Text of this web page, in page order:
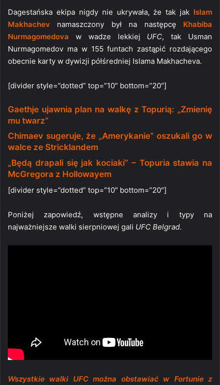
Dagestańska ekipa nigdy nie ukrywała, że tak jak Islam
Makhachev namaszczony był na następcę Khabiba
Nurmagomedova w wadze lekkiej UFC, tak Usman
Nurmagomedov ma w 155 funtach zastąpić rozdającego
obecnie karty w dywizji półśredniej Islama Makhacheva.
[divider style=”dotted” top=”10″ bottom=”20″]
Gaethje ujawnia plan na walkę z Topurią: „Zmienię
mu twarz”
Chimaev sugeruje, że „Amerykanie” oszukali go w
walce ze Stricklandem
„Będą drapali się jak kociaki” – Topuria stawia na
McGregora z Hollowayem
[divider style=”dotted” top=”10″ bottom=”20″]
Poniżej zapowiedź, wstępne analizy i typy na
najważniejsze walki sierpniowej gali UFC Belgrad.
Wszystkie walki UFC można obstawiać w Fortunie z